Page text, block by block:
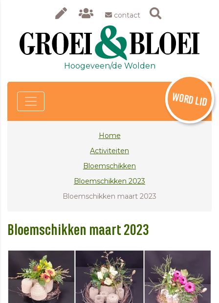
contact
Hoogeveen/de Wolden
WORD LID
Home
Activiteiten
Bloemschikken
Bloemschikken 2023
Bloemschikken maart 2023
Bloemschikken maart 2023